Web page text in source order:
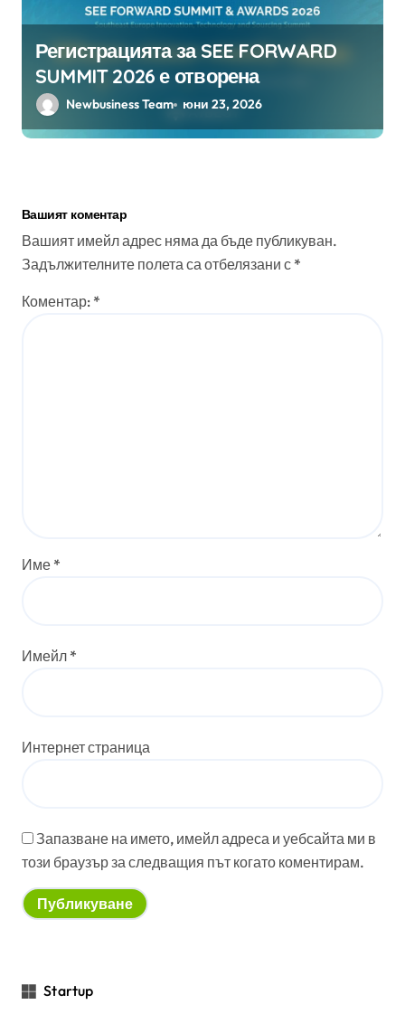
Регистрацията за SEE FORWARD
SUMMIT 2026 е отворена
Newbusiness Team юни 23, 2026
Вашият коментар
Вашият имейл адрес няма да бъде публикуван.
Задължителните полета са отбелязани с *
Коментар: *
Име *
Имейл *
Интернет страница
Запазване на името, имейл адреса и уебсайта ми в
този браузър за следващия път когато коментирам.
Startup